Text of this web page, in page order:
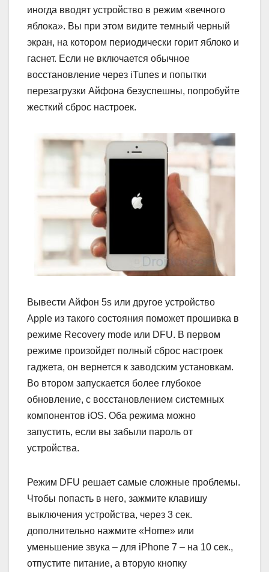
иногда вводят устройство в режим «вечного
яблока». Вы при этом видите темный черный
экран, на котором периодически горит яблоко и
гаснет. Если не включается обычное
восстановление через iTunes и попытки
перезагрузки Айфона безуспешны, попробуйте
жесткий сброс настроек.
Вывести Айфон 5s или другое устройство
Apple из такого состояния поможет прошивка в
режиме Recovery mode или DFU. В первом
режиме произойдет полный сброс настроек
гаджета, он вернется к заводским установкам.
Во втором запускается более глубокое
обновление, с восстановлением системных
компонентов iOS. Оба режима можно
запустить, если вы забыли пароль от
устройства.
Режим DFU решает самые сложные проблемы.
Чтобы попасть в него, зажмите клавишу
выключения устройства, через 3 сек.
дополнительно нажмите «Home» или
уменьшение звука – для iPhone 7 – на 10 сек.,
отпустите питание, а вторую кнопку